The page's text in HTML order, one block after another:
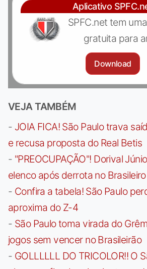
Aplicativo
SPFC.net tem
gratuita para
Download
VEJA TAMBÉM
- JOIA FICA! São Paulo trava
e recusa proposta do Real Betis
- "PREOCUPAÇÃO"! Dorival
elenco após derrota no Brasileiro
- Confira a tabela! São Paulo
aproxima do Z-4
- São Paulo toma virada do
jogos sem vencer no Brasileirão
- GOLLLLLL DO TRICOLOR!! O